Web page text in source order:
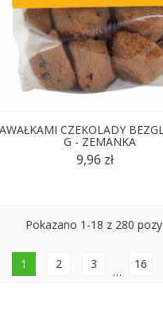
CZEKOLADY
G - ZEMANKA
9,96 zł
Pokazano 1-18 z 280
1 2 3
…
16